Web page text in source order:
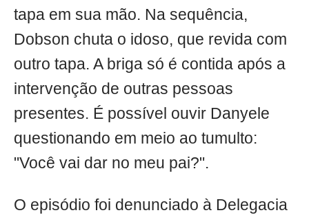
tapa em sua mão. Na sequência,
Dobson chuta o idoso, que revida com
outro tapa. A briga só é contida após a
intervenção de outras pessoas
presentes. É possível ouvir Danyele
questionando em meio ao tumulto:
"Você vai dar no meu pai?".
O episódio foi denunciado à Delegacia